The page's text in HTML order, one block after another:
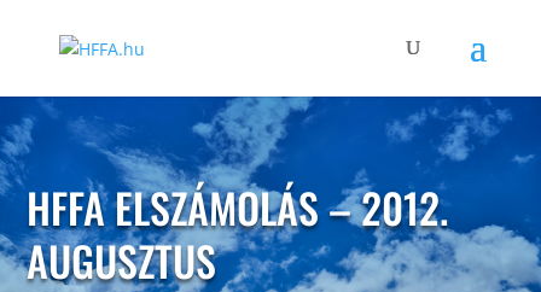
HFFA ELSZÁMOLÁS – 2012.
AUGUSZTUS